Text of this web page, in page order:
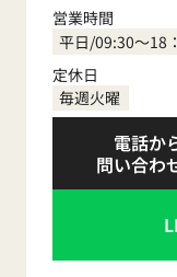
営業時間
平日/09:30～
定休日
毎週火曜
電話か
問い合わ